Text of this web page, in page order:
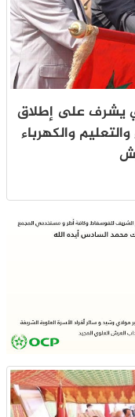
يشرف على إطلاق
والكهرباء